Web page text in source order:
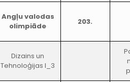
Angļu valodas
olimpiāde
203.
Dizains un
Tehnoloģijas I_3